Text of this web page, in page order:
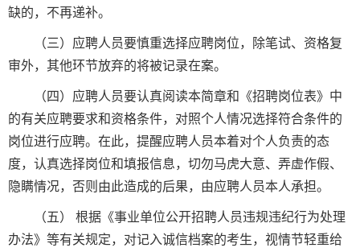
缺的，不再递补。
（三）应聘人员要慎重选择应聘岗位，除笔试、资格复
审外，其他环节放弃的将被记录在案。
（四）应聘人员要认真阅读本简章和《招聘岗位表》中
的有关应聘要求和资格条件，对照个人情况选择符合条件的
岗位进行应聘。在此，提醒应聘人员本着对个人负责的态
度，认真选择岗位和填报信息，切勿马虎大意、弄虚作假、
隐瞒情况，否则由此造成的后果，由应聘人员本人承担。
（五） 根据《事业单位公开招聘人员违规违纪行为处理
办法》等有关规定，对记入诚信档案的考生，视情节轻重给